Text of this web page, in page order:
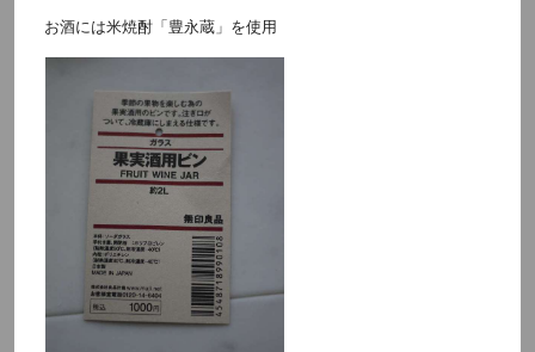
お酒には米焼酎「豊永蔵」を使用